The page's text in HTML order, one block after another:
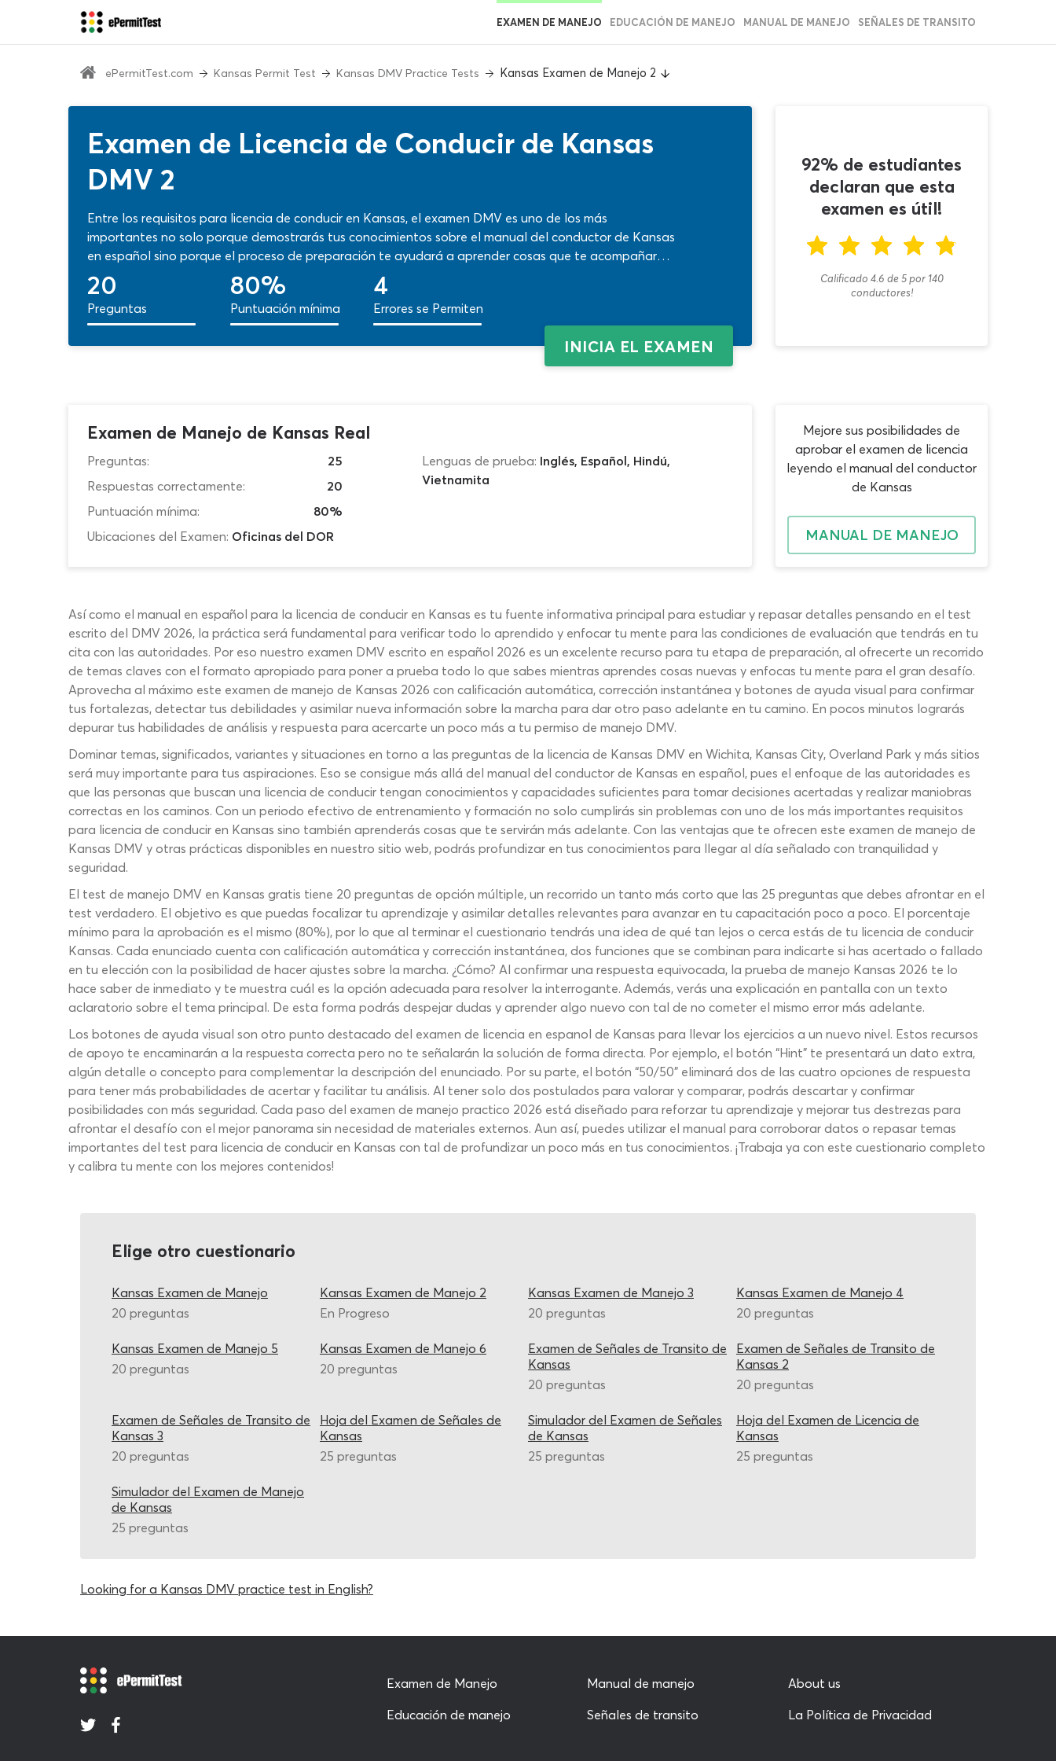
EXAMEN DE MANEJO EDUCACIÓN DE MANEJO MANUAL DE MANEJO SEÑALES DE TRANSITO
ePermitTest.com Kansas Permit Test Kansas DMV Practice Tests Kansas Examen de Manejo 2
Examen de Licencia de Conducir de Kansas
DMV 2
Entre los requisitos para licencia de conducir en Kansas, el examen DMV es uno de los más
importantes no solo porque demostrarás tus conocimientos sobre el manual del conductor de Kansas
en español sino porque el proceso de preparación te ayudará a aprender cosas que te acompañarán
por mucho tiempo en tu experiencia de conducción. Utiliza nuestro examen de licencia en espanol de
Kansas para repasar temas claves y mejorar tus habilidades para el reto ante las autoridades.
20
Preguntas
80%
Puntuación mínima
4
Errores se Permiten
INICIA EL EXAMEN
92% de estudiantes
declaran que esta
examen es útil!
Calificado 4.6 de5por 140
conductores!
Examen de Manejo de Kansas Real
Preguntas:
25
Respuestas correctamente:
20
Puntuación mínima:
80%
Ubicaciones del Examen: Oficinas del DOR
Lenguas de prueba: Inglés, Español, Hindú,
Vietnamita
Mejore sus posibilidades de
aprobar el examen de licencia
leyendo el manual del conductor
de Kansas
MANUAL DE MANEJO
Así como el manual en español para la licencia de conducir en Kansas es tu fuente informativa principal para estudiar y repasar detalles pensando en el test
escrito del DMV 2026, la práctica será fundamental para verificar todo lo aprendido y enfocar tu mente para las condiciones de evaluación que tendrás en tu
cita con las autoridades. Por eso nuestro examen DMV escrito en español 2026 es un excelente recurso para tu etapa de preparación, al ofrecerte un recorrido
de temas claves con el formato apropiado para poner a prueba todo lo que sabes mientras aprendes cosas nuevas y enfocas tu mente para el gran desafío.
Aprovecha al máximo este examen de manejo de Kansas 2026 con calificación automática, corrección instantánea y botones de ayuda visual para confirmar
tus fortalezas, detectar tus debilidades y asimilar nueva información sobre la marcha para dar otro paso adelante en tu camino. En pocos minutos lograrás
depurar tus habilidades de análisis y respuesta para acercarte un poco más a tu permiso de manejo DMV.
Dominar temas, significados, variantes y situaciones en torno a las preguntas de la licencia de Kansas DMV en Wichita, Kansas City, Overland Park y más sitios
será muy importante para tus aspiraciones. Eso se consigue más allá del manual del conductor de Kansas en español, pues el enfoque de las autoridades es
que las personas que buscan una licencia de conducir tengan conocimientos y capacidades suficientes para tomar decisiones acertadas y realizar maniobras
correctas en los caminos. Con un periodo efectivo de entrenamiento y formación no solo cumplirás sin problemas con uno de los más importantes requisitos
para licencia de conducir en Kansas sino también aprenderás cosas que te servirán más adelante. Con las ventajas que te ofrecen este examen de manejo de
Kansas DMV y otras prácticas disponibles en nuestro sitio web, podrás profundizar en tus conocimientos para llegar al día señalado con tranquilidad y
seguridad.
El test de manejo DMV en Kansas gratis tiene 20 preguntas de opción múltiple, un recorrido un tanto más corto que las 25 preguntas que debes afrontar en el
test verdadero. El objetivo es que puedas focalizar tu aprendizaje y asimilar detalles relevantes para avanzar en tu capacitación poco a poco. El porcentaje
mínimo para la aprobación es el mismo (80%), por lo que al terminar el cuestionario tendrás una idea de qué tan lejos o cerca estás de tu licencia de conducir
Kansas. Cada enunciado cuenta con calificación automática y corrección instantánea, dos funciones que se combinan para indicarte si has acertado o fallado
en tu elección con la posibilidad de hacer ajustes sobre la marcha. ¿Cómo? Al confirmar una respuesta equivocada, la prueba de manejo Kansas 2026 te lo
hace saber de inmediato y te muestra cuál es la opción adecuada para resolver la interrogante. Además, verás una explicación en pantalla con un texto
aclaratorio sobre el tema principal. De esta forma podrás despejar dudas y aprender algo nuevo con tal de no cometer el mismo error más adelante.
Los botones de ayuda visual son otro punto destacado del examen de licencia en espanol de Kansas para llevar los ejercicios a un nuevo nivel. Estos recursos
de apoyo te encaminarán a la respuesta correcta pero no te señalarán la solución de forma directa. Por ejemplo, el botón “Hint” te presentará un dato extra,
algún detalle o concepto para complementar la descripción del enunciado. Por su parte, el botón “50/50” eliminará dos de las cuatro opciones de respuesta
para tener más probabilidades de acertar y facilitar tu análisis. Al tener solo dos postulados para valorar y comparar, podrás descartar y confirmar
posibilidades con más seguridad. Cada paso del examen de manejo practico 2026 está diseñado para reforzar tu aprendizaje y mejorar tus destrezas para
afrontar el desafío con el mejor panorama sin necesidad de materiales externos. Aun así, puedes utilizar el manual para corroborar datos o repasar temas
importantes del test para licencia de conducir en Kansas con tal de profundizar un poco más en tus conocimientos. ¡Trabaja ya con este cuestionario completo
y calibra tu mente con los mejores contenidos!
Elige otro cuestionario
Kansas Examen de Manejo
20 preguntas
Kansas Examen de Manejo 2
En Progreso
Kansas Examen de Manejo 3
20 preguntas
Kansas Examen de Manejo 4
20 preguntas
Kansas Examen de Manejo 5
20 preguntas
Kansas Examen de Manejo 6
20 preguntas
Examen de Señales de Transito de
Kansas
20 preguntas
Examen de Señales de Transito de
Kansas 2
20 preguntas
Examen de Señales de Transito de
Kansas 3
20 preguntas
Hoja del Examen de Señales de
Kansas
25 preguntas
Simulador del Examen de Señales
de Kansas
25 preguntas
Hoja del Examen de Licencia de
Kansas
25 preguntas
Simulador del Examen de Manejo
de Kansas
25 preguntas
Looking for a Kansas DMV practice test in English?
Examen de Manejo
Educación de manejo
Manual de manejo
Señales de transito
About us
La Política de Privacidad